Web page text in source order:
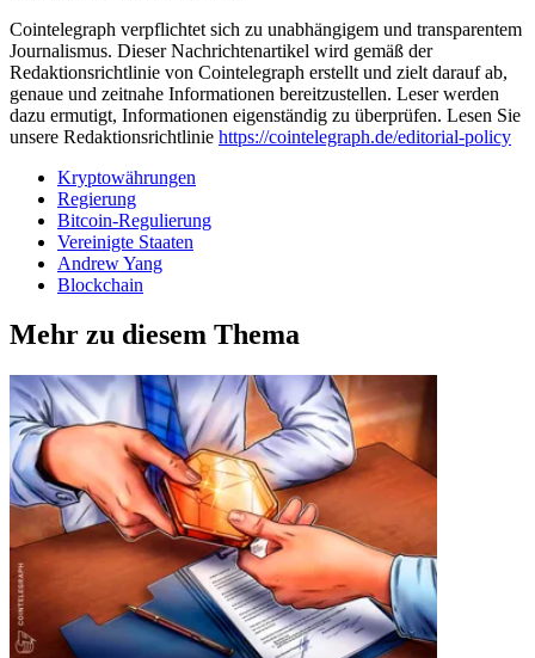
Cointelegraph verpflichtet sich zu unabhängigem und transparentem
Journalismus. Dieser Nachrichtenartikel wird gemäß der
Redaktionsrichtlinie von Cointelegraph erstellt und zielt darauf ab,
genaue und zeitnahe Informationen bereitzustellen. Leser werden
dazu ermutigt, Informationen eigenständig zu überprüfen. Lesen Sie
unsere Redaktionsrichtlinie https://cointelegraph.de/editorial-policy
Kryptowährungen
Regierung
Bitcoin-Regulierung
Vereinigte Staaten
Andrew Yang
Blockchain
Mehr zu diesem Thema